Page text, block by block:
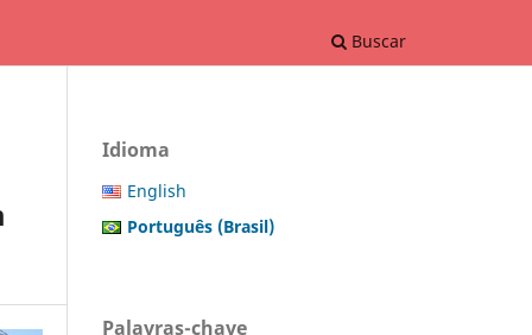
Buscar
Idioma
English
Português (Brasil)
Palavras-chave